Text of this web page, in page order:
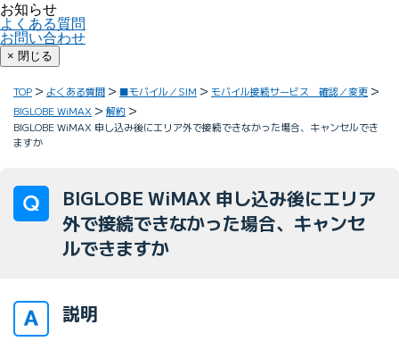
お知らせ
よくある質問
お問い合わせ
× 閉じる
TOP よくある質問 ■モバイル／SIM
モバイル接続サービス 確認／変更
BIGLOBE WiMAX
解約
BIGLOBE WiMAX 申し込み後にエリア外で接続できなかった場合、キャンセルでき
ますか
BIGLOBE WiMAX 申し込み後にエリア
外で接続できなかった場合、キャンセ
ルできますか
説明